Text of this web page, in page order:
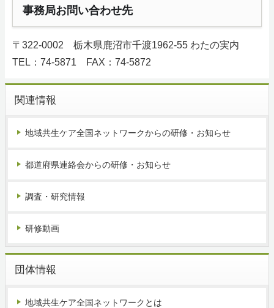
事務局お問い合わせ先
〒322-0002 栃木県鹿沼市千渡1962-55 わたの実内
TEL：74‐5871 FAX：74-5872
関連情報
地域共生ケア全国ネットワークからの研修・お知らせ
都道府県連絡会からの研修・お知らせ
調査・研究情報
研修動画
団体情報
地域共生ケア全国ネットワークとは